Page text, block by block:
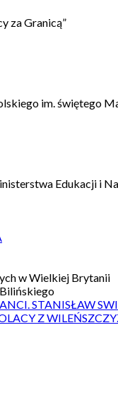
za Granicą”
im. świętego
Edukacji i
w Wielkiej Brytanii
STANISŁAW
Z